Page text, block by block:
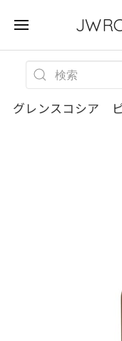
グレンスコシア